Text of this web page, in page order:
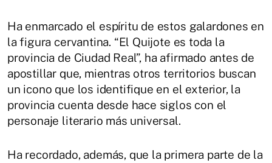
Ha enmarcado el espíritu de estos galardones en
la figura cervantina. “El Quijote es toda la
provincia de Ciudad Real”, ha afirmado antes de
apostillar que, mientras otros territorios buscan
un icono que los identifique en el exterior, la
provincia cuenta desde hace siglos con el
personaje literario más universal.
Ha recordado, además, que la primera parte de la